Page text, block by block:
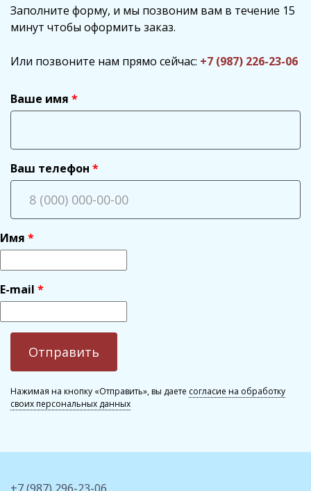
Заполните форму, и мы позвоним вам в течение 15
минут чтобы оформить заказ.
Или позвоните нам прямо сейчас: +7 (987) 226-23-06
Ваше имя
Ваш телефон
Имя
E-mail
Нажимая на кнопку «Отправить», вы даете согласие на обработку
своих персональных данных